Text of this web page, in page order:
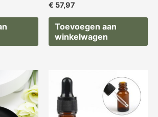
€ 57,97
Toevoegen aan
winkelwagen
prijs
was:
€ 2,19.
prijs
€ 1,89.